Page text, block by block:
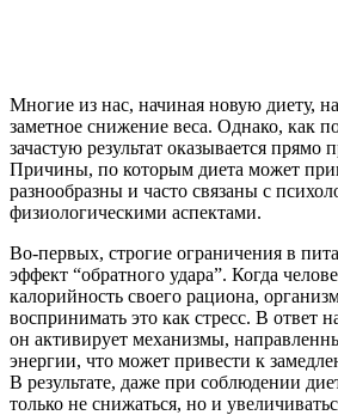
Многие из нас, начиная новую диету,
заметное снижение веса. Однако, как
зачастую результат оказывается
Причины, по которым диета может
разнообразны и часто связаны с
физиологическими аспектами.
Во-первых, строгие ограничения в
эффект “обратного удара”. Когда
калорийность своего рациона,
воспринимать это как стресс. В ответ
он активирует механизмы,
энергии, что может привести к
В результате, даже при соблюдении
только не снижаться, но и